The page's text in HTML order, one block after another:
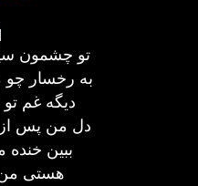
تو چشمون
به رخسار چو
دیگه غم تو
دل من پس از
ببین
هستی